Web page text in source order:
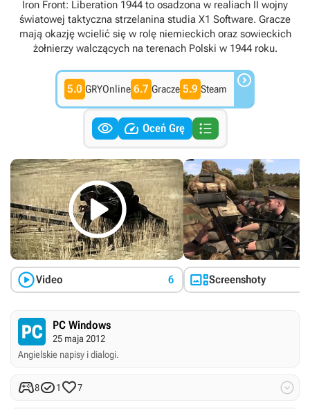
Iron Front: Liberation 1944 to osadzona w realiach II wojny
światowej taktyczna strzelanina studia X1 Software. Gracze
mają okazję wcielić się w rolę niemieckich oraz sowieckich
żołnierzy walczących na terenach Polski w 1944 roku.
5.0 GRYOnline 6.7 Gracze 5.9 Steam 
  Oceń Grę 

Video 6 Screenshoty
PC Windows
25 maja 2012
Angielskie napisy i dialogi.
81 7 